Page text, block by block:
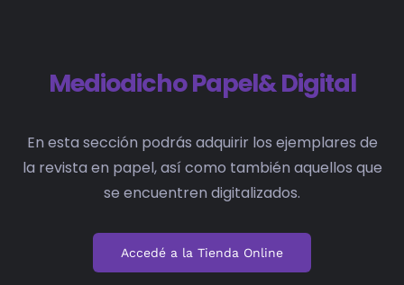
Mediodicho Papel& Digital
En esta sección podrás adquirir los ejemplares de
la revista en papel, así como también aquellos que
se encuentren digitalizados.
Accedé a la Tienda Online